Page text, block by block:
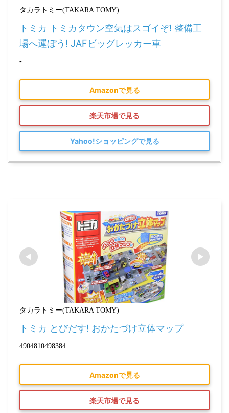
タカラトミー(TAKARA TOMY)
トミカ トミカタウン空気はスゴイぞ! 整備工
場へ運ぼう! JAFビッグレッカー車
-
Amazonで見る
楽天市場で見る
Yahoo!ショッピングで見る
タカラトミー(TAKARA TOMY)
トミカ とびだす! おかたづけ立体マップ
4904810498384
Amazonで見る
楽天市場で見る